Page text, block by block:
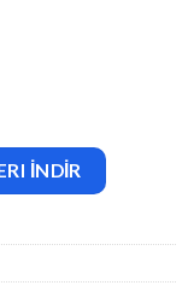
in social adet
İNDİR